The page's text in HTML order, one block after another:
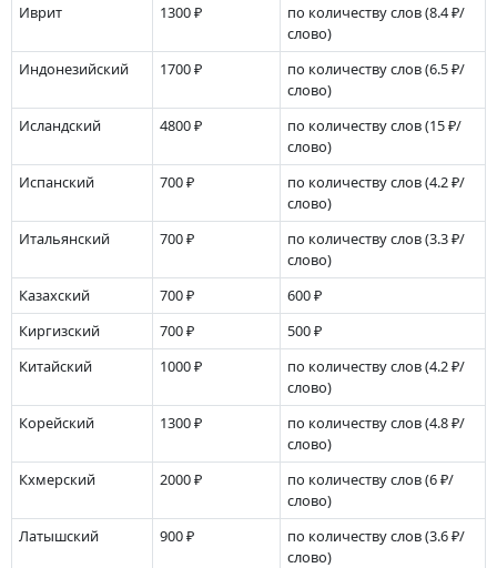
Иврит
1300 ₽ по количеству слов(8.4 ₽/
слово)
Индонезийский
1700 ₽ по количеству слов(6.5 ₽/
слово)
Исландский
4800 ₽ по количеству слов(15 ₽/
слово)
Испанский
700 ₽ по количеству слов(4.2 ₽/
слово)
Итальянский
700 ₽ по количеству слов(3.3 ₽/
слово)
Казахский
700 ₽
600 ₽
Киргизский
700 ₽
500 ₽
Китайский
1000 ₽ по количеству слов(4.2 ₽/
слово)
Корейский
1300 ₽ по количеству слов(4.8 ₽/
слово)
Кхмерский
2000 ₽ по количеству слов(6 ₽/
слово)
Латышский
900 ₽ по количеству слов(3.6 ₽/
слово)